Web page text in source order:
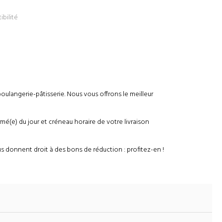
pâtisserie. Nous vous offrons le meilleur
du jour et créneau horaire de votre livraison
donnent droit à des bons de réduction : profitez-en !